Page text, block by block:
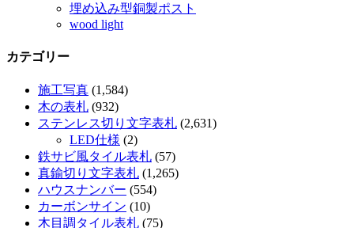
埋め込み型銅製ポスト
wood light
カテゴリー
施工写真 (1,584)
木の表札 (932)
ステンレス切り文字表札 (2,631)
LED仕様 (2)
鉄サビ風タイル表札 (57)
真鍮切り文字表札 (1,265)
ハウスナンバー (554)
カーボンサイン (10)
木目調タイル表札 (75)